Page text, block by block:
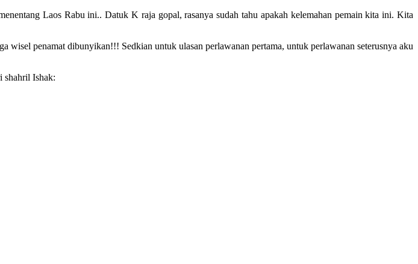
Laos Rabu ini.. Datuk K raja gopal, rasanya sudah tahu apakah kelemahan pemain kita ini. Kita
wisel penamat dibunyikan!!! Sedkian untuk ulasan perlawanan pertama, untuk perlawanan seterusnya aku
shahril Ishak: